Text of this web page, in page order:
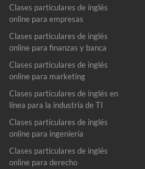
Clases particulares de inglés
online para empresas
Clases particulares de inglés
online para finanzas y banca
Clases particulares de inglés
online para marketing
Clases particulares de inglés en
línea para la industria de TI
Clases particulares de inglés
online para ingeniería
Clases particulares de inglés
online para derecho